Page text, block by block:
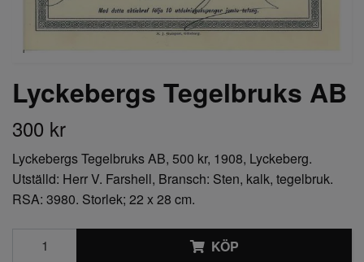
Lyckebergs Tegelbruks AB
300 kr
Lyckebergs Tegelbruks AB, 500 kr, 1908, Lyckeberg.
Utställd: Herr V. Farshell, Bransch: Sten, kalk, tegelbruk.
RSA: 3980. Storlek; 22 x 28 cm.
KÖP